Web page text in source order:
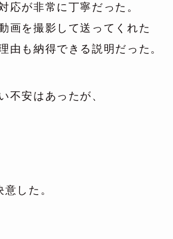
応が非常に丁寧だった。
画を撮影して送ってくれた
由も納得できる説明だった。
不安はあったが、
した。